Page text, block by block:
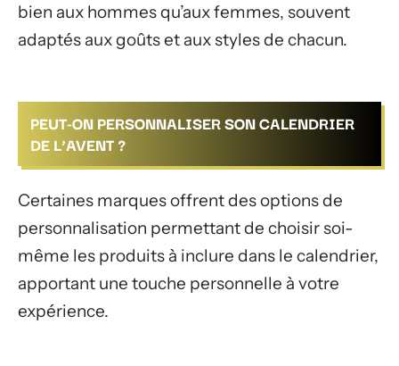
bien aux hommes qu’aux femmes, souvent
adaptés aux goûts et aux styles de chacun.
PEUT-ON PERSONNALISER SON CALENDRIER
DE L’AVENT ?
Certaines marques offrent des options de
personnalisation permettant de choisir soi-
même les produits à inclure dans le calendrier,
apportant une touche personnelle à votre
expérience.